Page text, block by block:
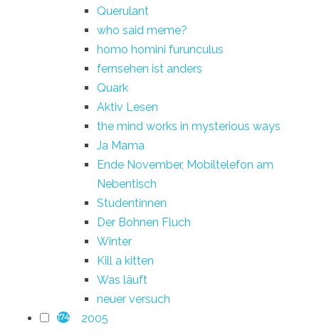
Querulant
who said meme?
homo homini furunculus
fernsehen ist anders
Quark
Aktiv Lesen
the mind works in mysterious ways
Ja Mama
Ende November, Mobiltelefon am
Nebentisch
Studentinnen
Der Bohnen Fluch
Winter
Kill a kitten
Was läuft
neuer versuch
174 2005